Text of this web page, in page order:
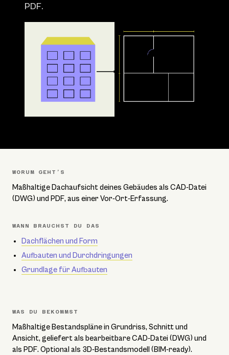
PDF.
WORUM GEHT’S
Maßhaltige Dachaufsicht deines Gebäudes als CAD-Datei
(DWG) und PDF, aus einer Vor-Ort-Erfassung.
WANN BRAUCHST DU DAS
Dachflächen und Form
Aufbauten und Durchdringungen
Grundlage für Aufbauten
WAS DU BEKOMMST
Maßhaltige Bestandspläne in Grundriss, Schnitt und
Ansicht, geliefert als bearbeitbare CAD-Datei (DWG) und
als PDF. Optional als 3D-Bestandsmodell (BIM-ready).